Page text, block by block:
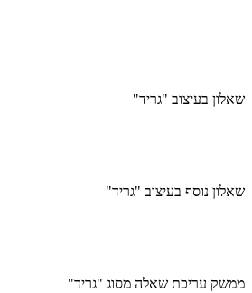
שאלון בעיצוב "גריד"
שאלון נוסף בעיצוב "גריד"
ממשק עריכת שאלה מסוג "גריד"